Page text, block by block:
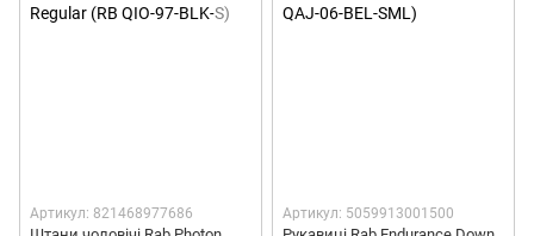
Артикул: 821468977686 Артикул: 5059913001500